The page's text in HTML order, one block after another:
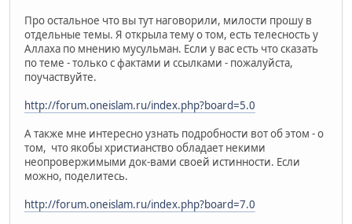
Про остальное что вы тут наговорили, милости прошу в
отдельные темы. Я открыла тему о том, есть телесность у
Аллаха по мнению мусульман. Если у вас есть что сказать
по теме - только с фактами и ссылками - пожалуйста,
поучаствуйте.
http://forum.oneislam.ru/index.php?board=5.0
А также мне интересно узнать подробности вот об этом - о
том, что якобы христианство обладает некими
неопровержимыми док-вами своей истинности. Если
можно, поделитесь.
http://forum.oneislam.ru/index.php?board=7.0